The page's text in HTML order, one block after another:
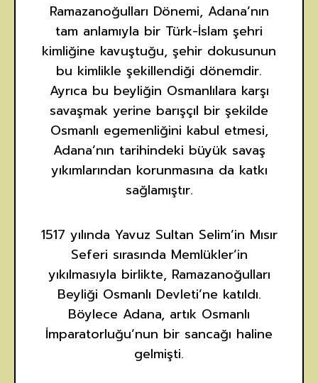
Ramazanoğulları Dönemi, Adana’nın
tam anlamıyla bir Türk-İslam şehri
kimliğine kavuştuğu, şehir dokusunun
bu kimlikle şekillendiği dönemdir.
Ayrıca bu beyliğin Osmanlılara karşı
savaşmak yerine barışçıl bir şekilde
Osmanlı egemenliğini kabul etmesi,
Adana’nın tarihindeki büyük savaş
yıkımlarından korunmasına da katkı
sağlamıştır.
1517 yılında Yavuz Sultan Selim’in Mısır
Seferi sırasında Memlükler’in
yıkılmasıyla birlikte, Ramazanoğulları
Beyliği Osmanlı Devleti’ne katıldı.
Böylece Adana, artık Osmanlı
İmparatorluğu’nun bir sancağı haline
gelmişti.